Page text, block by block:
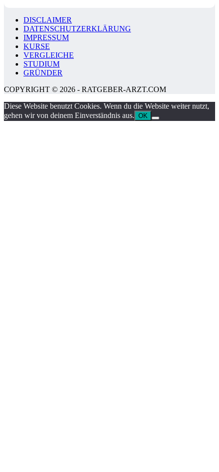
DISCLAIMER
DATENSCHUTZERKLÄRUNG
IMPRESSUM
KURSE
VERGLEICHE
STUDIUM
GRÜNDER
COPYRIGHT © 2026 - RATGEBER-ARZT.COM
Diese Website benutzt Cookies. Wenn du die Website weiter nutzt,
gehen wir von deinem Einverständnis aus. OK